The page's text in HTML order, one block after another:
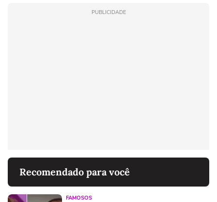
PUBLICIDADE
Recomendado para você
FAMOSOS